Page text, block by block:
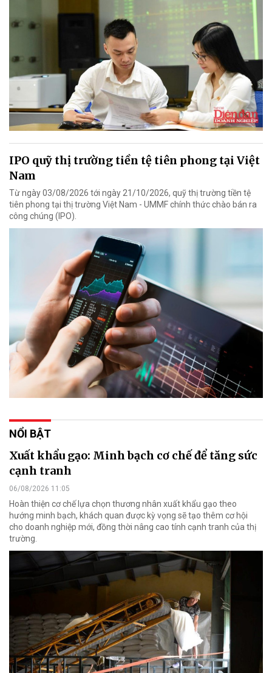
IPO quỹ thị trường tiền tệ tiên phong tại Việt
Nam
Từ ngày 03/08/2026 tới ngày 21/10/2026, quỹ thị trường tiền tệ
tiên phong tại thị trường Việt Nam - UMMF chính thức chào bán ra
công chúng (IPO).
NỔI BẬT
Xuất khẩu gạo: Minh bạch cơ chế để tăng sức
cạnh tranh
06/08/2026 11:05
Hoàn thiện cơ chế lựa chọn thương nhân xuất khẩu gạo theo
hướng minh bạch, khách quan được kỳ vọng sẽ tạo thêm cơ hội
cho doanh nghiệp mới, đồng thời nâng cao tính cạnh tranh của thị
trường.